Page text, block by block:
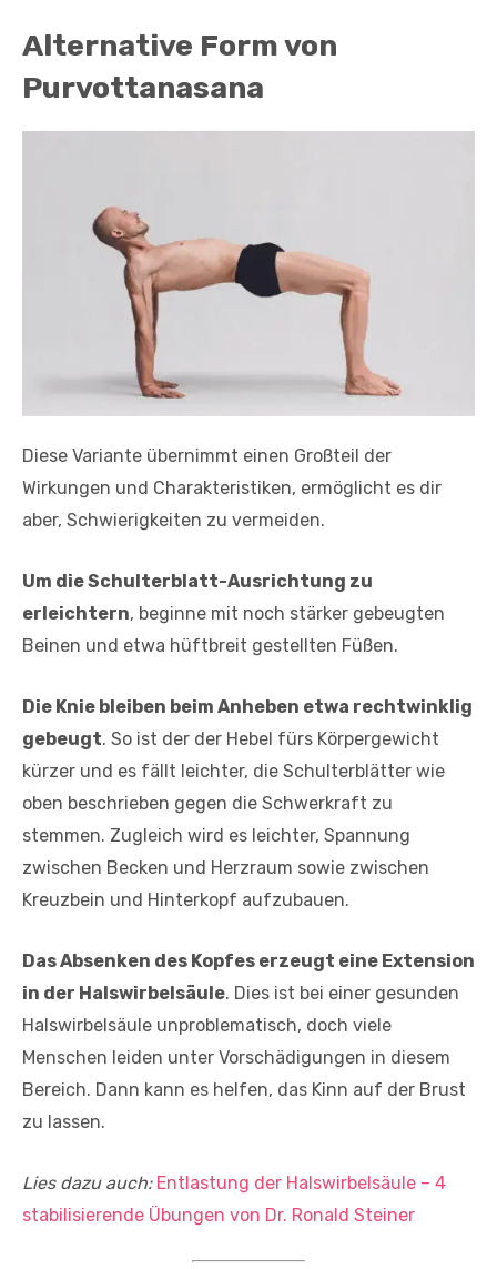
Alternative Form von
Purvottanasana
Diese Variante übernimmt einen Großteil der
Wirkungen und Charakteristiken, ermöglicht es dir
aber, Schwierigkeiten zu vermeiden.
Um die Schulterblatt-Ausrichtung zu
erleichtern, beginne mit noch stärker gebeugten
Beinen und etwa hüftbreit gestellten Füßen.
Die Knie bleiben beim Anheben etwa rechtwinklig
gebeugt. So ist der der Hebel fürs Körpergewicht
kürzer und es fällt leichter, die Schulterblätter wie
oben beschrieben gegen die Schwerkraft zu
stemmen. Zugleich wird es leichter, Spannung
zwischen Becken und Herzraum sowie zwischen
Kreuzbein und Hinterkopf aufzubauen.
Das Absenken des Kopfes erzeugt eine Extension
in der Halswirbelsäule. Dies ist bei einer gesunden
Halswirbelsäule unproblematisch, doch viele
Menschen leiden unter Vorschädigungen in diesem
Bereich. Dann kann es helfen, das Kinn auf der Brust
zu lassen.
Lies dazu auch: Entlastung der Halswirbelsäule – 4
stabilisierende Übungen von Dr. Ronald Steiner